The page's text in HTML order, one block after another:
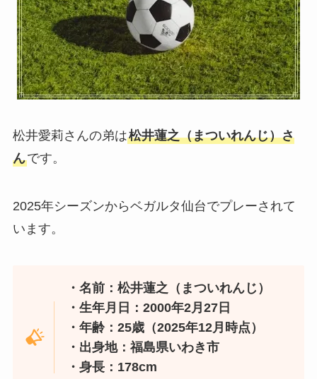
松井愛莉さんの弟は松井蓮之（まついれんじ）さ
んです。
2025年シーズンからベガルタ仙台でプレーされて
います。
・名前：松井蓮之（まついれんじ）
・生年月日：2000年2月27日
・年齢：25歳（2025年12月時点）
・出身地：福島県いわき市
・身長：178cm